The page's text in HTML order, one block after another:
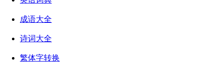
成语大全
诗词大全
繁体字转换